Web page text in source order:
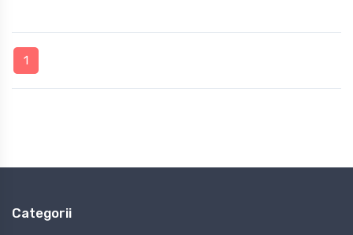
1
Categorii